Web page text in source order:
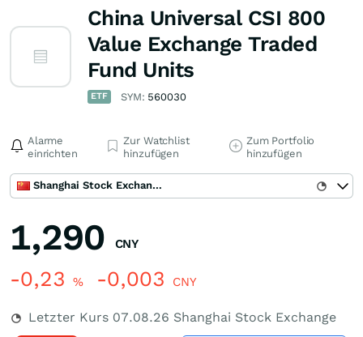
China Universal CSI 800
Value Exchange Traded
Fund Units
ETF SYM: 560030
Alarme
einrichten
Zur Watchlist
hinzufügen
Zum Portfolio
hinzufügen
Shanghai Stock Exchange
1,290 CNY
-0,23 % -0,003 CNY
Letzter Kurs 07.08.26 Shanghai Stock Exchange